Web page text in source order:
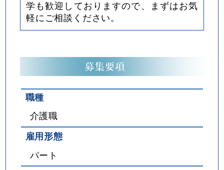
学も歓迎しておりますので、まずはお気
軽にご相談ください。
職種
介護職
雇用形態
パート